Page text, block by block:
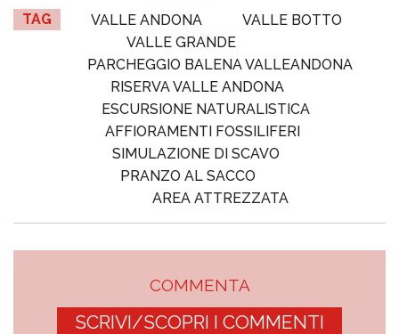
TAG VALLE ANDONA
VALLE BOTTO
VALLE GRANDE
PARCHEGGIO BALENA VALLEANDONA
RISERVA VALLE ANDONA
ESCURSIONE NATURALISTICA
AFFIORAMENTI FOSSILIFERI
SIMULAZIONE DI SCAVO
PRANZO AL SACCO
AREA ATTREZZATA
COMMENTA
SCRIVI/SCOPRI I COMMENTI